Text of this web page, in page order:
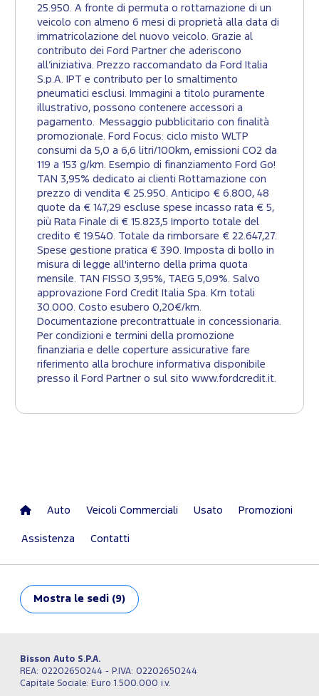
25.950. A fronte di permuta o rottamazione di un
veicolo con almeno 6 mesi di proprietà alla data di
immatricolazione del nuovo veicolo. Grazie al
contributo dei Ford Partner che aderiscono
all’iniziativa. Prezzo raccomandato da Ford Italia
S.p.A. IPT e contributo per lo smaltimento
pneumatici esclusi. Immagini a titolo puramente
illustrativo, possono contenere accessori a
pagamento. Messaggio pubblicitario con finalità
promozionale. Ford Focus: ciclo misto WLTP
consumi da 5,0 a 6,6 litri/100km, emissioni CO2 da
119 a 153 g/km. Esempio di finanziamento Ford Go!
TAN 3,95% dedicato ai clienti Rottamazione con
prezzo di vendita € 25.950. Anticipo € 6.800, 48
quote da € 147,29 escluse spese incasso rata € 5,
più Rata Finale di € 15.823,5 Importo totale del
credito € 19.540. Totale da rimborsare € 22.647,27.
Spese gestione pratica € 390. Imposta di bollo in
misura di legge all'interno della prima quota
mensile. TAN FISSO 3,95%, TAEG 5,09%. Salvo
approvazione Ford Credit Italia Spa. Km totali
30.000. Costo esubero 0,20€/km.
Documentazione precontrattuale in concessionaria.
Per condizioni e termini della promozione
finanziaria e delle coperture assicurative fare
riferimento alla brochure informativa disponibile
presso il Ford Partner o sul sito www.fordcredit.it.
Auto Veicoli Commerciali Usato Promozioni
Assistenza Contatti
Mostra le sedi (9)
Bisson Auto S.P.A.
REA: 02202650244 - P.IVA: 02202650244
Capitale Sociale: Euro 1.500.000 i.v.